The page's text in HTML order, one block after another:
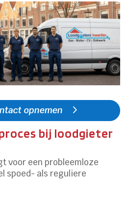
opnemen
bij loodgieter
voor een probleemloze
spoed- als reguliere